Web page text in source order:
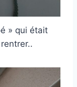
» qui était